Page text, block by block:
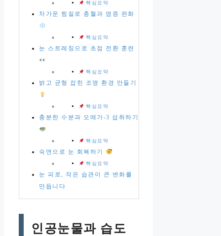
핵심요약
차가운 찜질로 충혈과 염증 완화
핵심요약
눈 스트레칭으로 초점 전환 훈련
핵심요약
밝고 균형 잡힌 조명 환경 만들기
핵심요약
충분한 수분과 오메가-3 섭취하기
핵심요약
숙면으로 눈 회복하기
핵심요약
눈 피로, 작은 습관이 큰 변화를
만듭니다
인공눈물과 습도